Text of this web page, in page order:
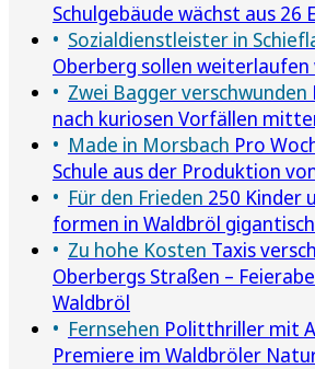
Schulgebäude wächst aus 26
Sozialdienstleister in
Oberberg sollen
Zwei Bagger verschwunden
nach kuriosen Vorfällen
Made in Morsbach Pro
Schule aus der Produktion
Für den Frieden 250 Kinder
formen in Waldbröl
Zu hohe Kosten Taxis
Oberbergs Straßen –
Waldbröl
Fernsehen Politthriller mit
Premiere im Waldbröler